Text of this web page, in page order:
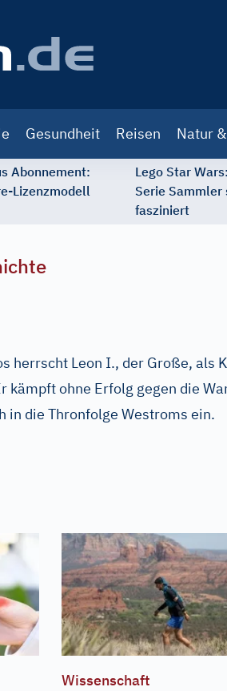
Gesundheit Reisen Natur
Abonnement:
Lizenzmodell
Lego Star
Serie
fasziniert
herrscht Leon I., der Große, als
kämpft ohne Erfolg gegen die
in die Thronfolge Westroms ein.
Wissenschaft